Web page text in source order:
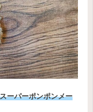
ーパーポンポンメー